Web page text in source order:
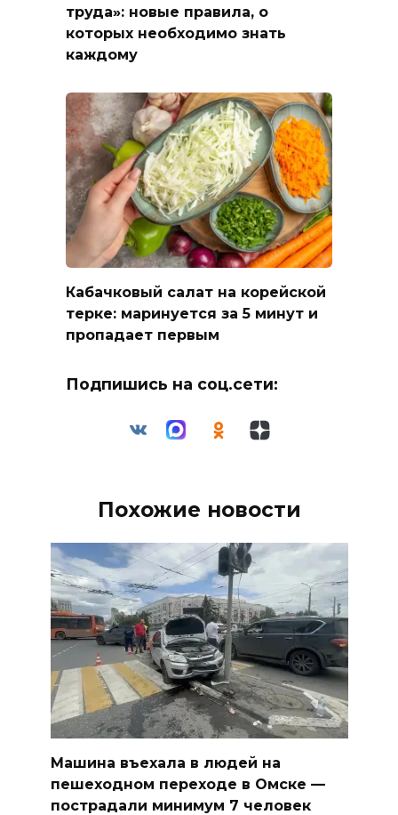
труда»: новые правила, о
которых необходимо знать
каждому
Кабачковый салат на корейской
терке: маринуется за 5 минут и
пропадает первым
Подпишись на соц.сети:
Похожие новости
Машина въехала в людей на
пешеходном переходе в Омске —
пострадали минимум 7 человек